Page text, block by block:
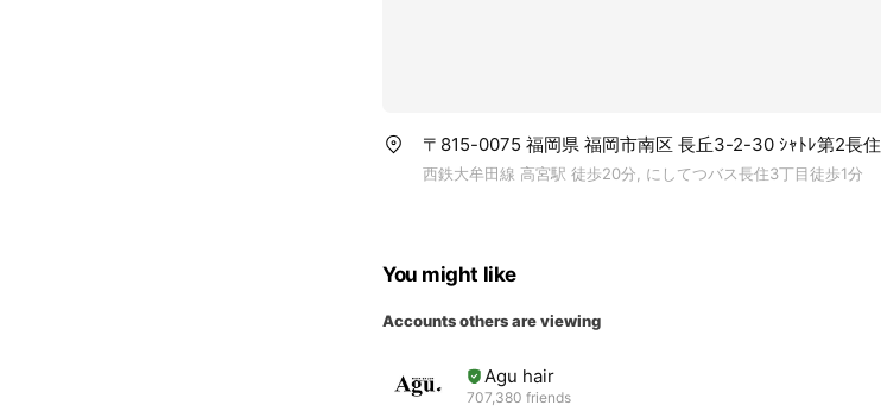
〒815-0075 福岡県 福岡市南区 長丘3-2-30 ｼｬﾄﾚ第2長住
西鉄大牟田線 高宮駅 徒歩20分, にしてつバス長住3丁目徒歩1分
You might like
Accounts others are viewing
Agu hair
707,380 friends